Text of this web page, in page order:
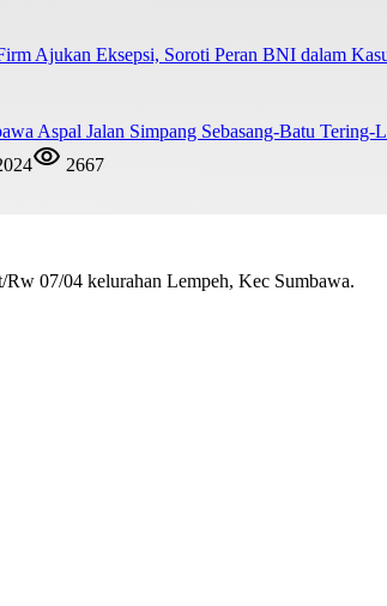
Ajukan Eksepsi, Soroti Peran BNI dalam
Aspal Jalan Simpang Sebasang-Batu Tering-
2667
07/04 kelurahan Lempeh, Kec Sumbawa.